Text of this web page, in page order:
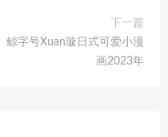
下一篇
鲸字号Xuan璇日式可爱小漫
画2023年